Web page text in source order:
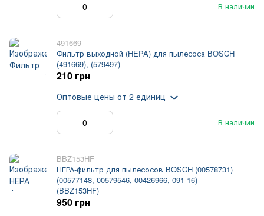
В наличии
491669
Фильтр выходной (HEPA) для пылесоса BOSCH
(491669), (579497)
В наличии
210 грн
Оптовые цены от 2 единиц
BBZ153HF
НЕРА-фильтр для пылесосов BOSCH (00578731)
(00577148, 00579546, 00426966, 091-16)
(BBZ153HF)
950 грн